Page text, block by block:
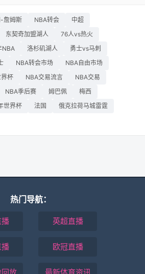
詹姆斯 NBA转会
中超
东契奇加盟湖人
76人vs热火
NBA 洛杉矶湖人
勇士vs马刺
NBA转会市场
NBA自由市场
杯 NBA交易流言
NBA交易
NBA季后赛 姆巴佩
梅西
世界杯 法国
俄克拉荷马城雷霆
热门导航：
播 英超直播
播 欧冠直播